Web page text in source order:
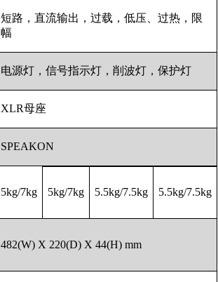
短路，直流输出，过载，低压、过热，限
幅
电源灯，信号指示灯，削波灯，保护灯
XLR母座
SPEAKON
5kg/7kg 5kg/7kg 5.5kg/7.5kg 5.5kg/7.5kg
482(W) X 220(D) X 44(H) mm